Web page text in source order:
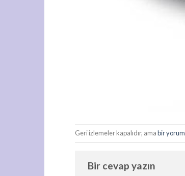
Geri izlemeler kapalıdır, amabir yorum
Bir cevap yazın